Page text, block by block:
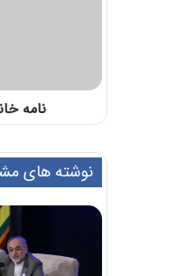
نامه‌
نوشته های